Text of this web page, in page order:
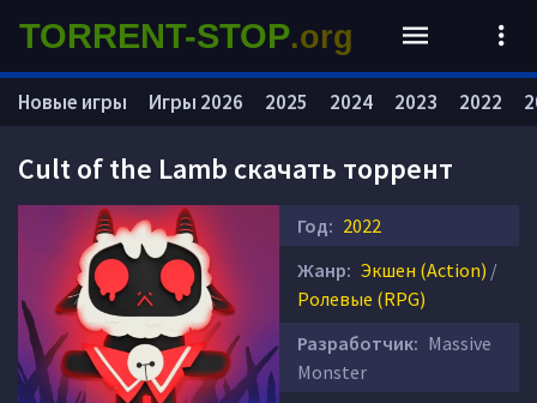
Cult of the Lamb скачать торрент
Год: 2022
Жанр: Экшен (Action) /
Ролевые (RPG)
Разработчик: Massive
Monster
Новые игры Игры 2026 2025 2024 2023 2022
TORRENT-STOP.org